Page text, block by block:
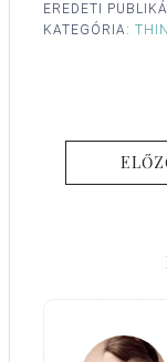
EREDETI
KATEGÓRIA: